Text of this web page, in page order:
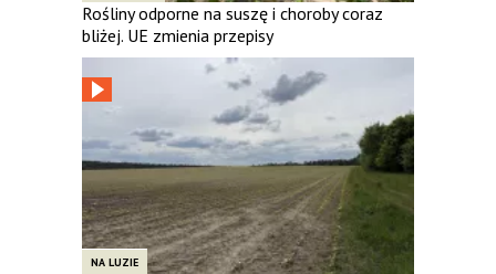
Rośliny odporne na suszę i choroby coraz
bliżej. UE zmienia przepisy
NA LUZIE